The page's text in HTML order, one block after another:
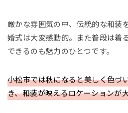
厳かな雰囲気の中、伝統的な和装
婚式は大変感動的。また普段は着
できるのも魅力のひとつです。
小松市では秋になると美しく色づ
き、和装が映えるロケーションが